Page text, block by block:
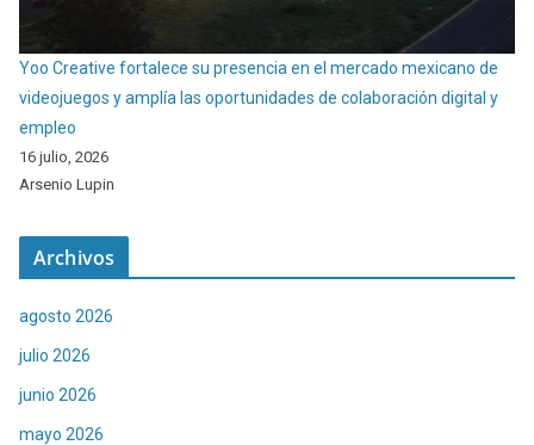
Yoo Creative fortalece su presencia en el mercado mexicano de
videojuegos y amplía las oportunidades de colaboración digital y
empleo
16 julio, 2026
Arsenio Lupin
Archivos
agosto 2026
julio 2026
junio 2026
mayo 2026